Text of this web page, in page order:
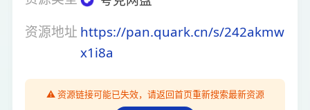
资源地址 https://pan.quark.cn/s/242akmw
x1i8a
⚠️ 资源链接可能已失效，请返回首页重新搜索最新资源